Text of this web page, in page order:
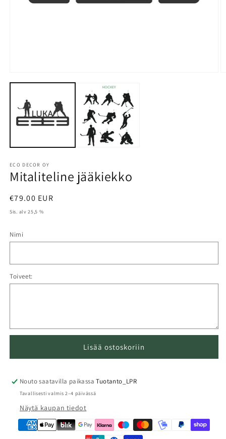
aineisto
modaalisessa
ikkunassa
ECO DECOR OY
Mitaliteline jääkiekko
Normaalihinta
€79.00 EUR
Sis. alv 25,5 %
Nimi
Toiveet:
Lisää ostoskoriin
Nouto saatavilla paikassaTuotanto_LPR
Tavallisesti valmis 2–4 päivässä
Näytä kaupan tiedot